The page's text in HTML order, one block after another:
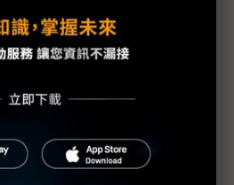
在即！ 散熱、組裝、滑軌供應
期 缺料衝擊拉貨估3Q26回歸